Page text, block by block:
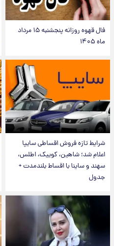
فال قهوه روزانه پنجشنبه ۱۵ مرداد
ماه ۱۴۰۵
شرایط تازه فروش اقساطی سایپا
اعلام شد؛ شاهین، کوییک، اطلس،
سهند و ساینا با اقساط بلندمدت +
جدول